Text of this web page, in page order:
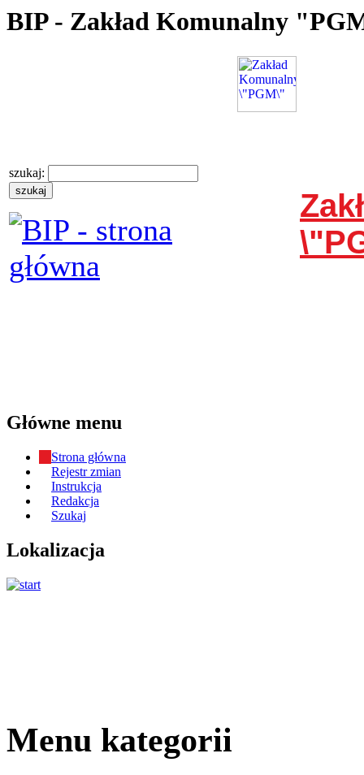
BIP - Zakład Komunalny
szukaj:
Główne menu
Strona główna
Rejestr zmian
Instrukcja
Redakcja
Szukaj
Lokalizacja
Menu kategorii